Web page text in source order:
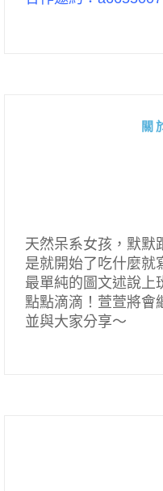
關
天然呆系女孩，默默
是就開始了吃什麼就
最單純的圖文述說上
點點滴滴！萱萱將會
並與大家分享～